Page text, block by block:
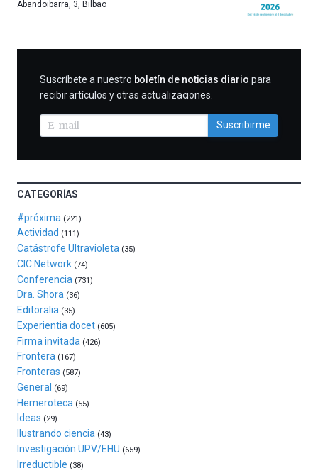
más,
celebración
la
edición
Bilbo
Zientzia
Plaza
(BZP),
un
llenará
la
ciudad
de
monólogos,
exposiciones,
conferencias,
docufórums
y
espectáculos
Abandoibarra, 3, Bilbao
SUSCRIBIRME
Suscríbete a nuestro boletín de noticias diario para
recibir artículos y otras actualizaciones.
Suscribirme
CATEGORÍAS
#próxima (221)
Actividad (111)
Catástrofe Ultravioleta (35)
CIC Network (74)
Conferencia (731)
Dra. Shora (36)
Editoralia (35)
Experientia docet (605)
Firma invitada (426)
Frontera (167)
Fronteras (587)
General (69)
Hemeroteca (55)
Ideas (29)
Ilustrando ciencia (43)
Investigación UPV/EHU (659)
Irreductible (38)